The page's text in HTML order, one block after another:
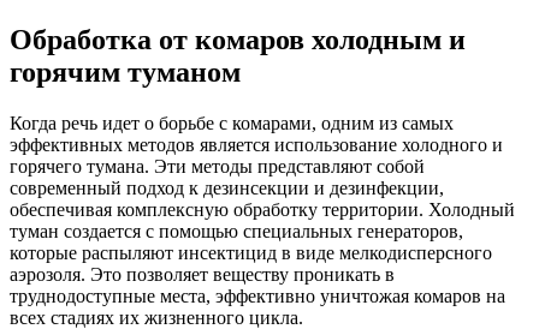
Обработка от комаров холодным и
горячим туманом
Когда речь идет о борьбе с комарами, одним из самых
эффективных методов является использование холодного и
горячего тумана. Эти методы представляют собой
современный подход к дезинсекции и дезинфекции,
обеспечивая комплексную обработку территории. Холодный
туман создается с помощью специальных генераторов,
которые распыляют инсектицид в виде мелкодисперсного
аэрозоля. Это позволяет веществу проникать в
труднодоступные места, эффективно уничтожая комаров на
всех стадиях их жизненного цикла.